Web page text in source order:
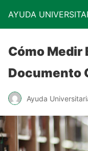
AYUDA
Cómo Medir
Documento
Ayuda